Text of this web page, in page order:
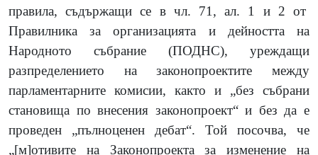
правила, съдържащи се в чл. 71, ал. 1 и 2 от
Правилника за организацията и дейността на
Народното събрание (ПОДНС), уреждащи
разпределението на законопроектите между
парламентарните комисии, както и „без събрани
становища по внесения законопроект“ и без да е
проведен „пълноценен дебат“. Той посочва, че
„[м]отивите на Законопроекта за изменение на